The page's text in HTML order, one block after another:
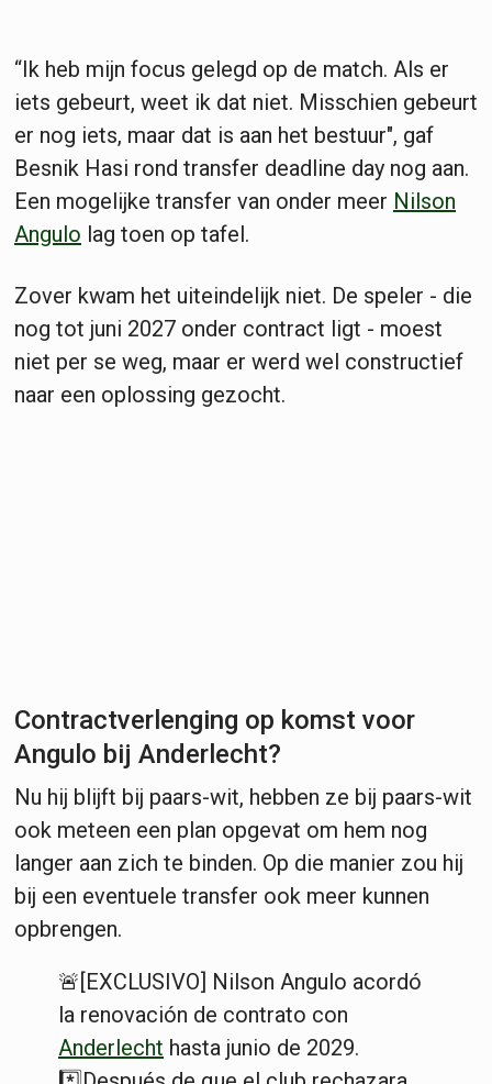
“Ik heb mijn focus gelegd op de match. Als er
iets gebeurt, weet ik dat niet. Misschien gebeurt
er nog iets, maar dat is aan het bestuur", gaf
Besnik Hasi rond transfer deadline day nog aan.
Een mogelijke transfer van onder meer Nilson
Angulo lag toen op tafel.
Zover kwam het uiteindelijk niet. De speler - die
nog tot juni 2027 onder contract ligt - moest
niet per se weg, maar er werd wel constructief
naar een oplossing gezocht.
Contractverlenging op komst voor
Angulo bij Anderlecht?
Nu hij blijft bij paars-wit, hebben ze bij paars-wit
ook meteen een plan opgevat om hem nog
langer aan zich te binden. Op die manier zou hij
bij een eventuele transfer ook meer kunnen
opbrengen.
🚨[EXCLUSIVO] Nilson Angulo acordó
la renovación de contrato con
Anderlecht hasta junio de 2029.